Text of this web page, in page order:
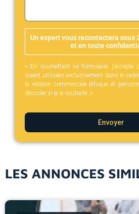
Un expert vous recontactera sous
et en toute
« En soumettant ce formulaire, j’accepte
soient utilisées exclusivement dans le
la relation commerciale éthique et
découler si je le souhaite. »
Envoyer
LES ANNONCES